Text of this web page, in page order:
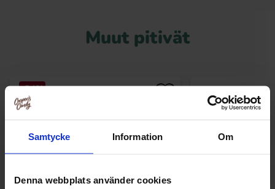
Samtycke Information Om
Denna webbplats använder cookies
Muut pitivät
-34%